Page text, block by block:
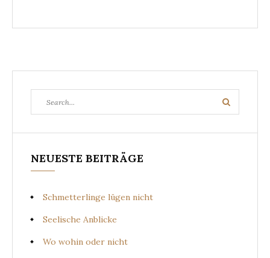
for:
Search
NEUESTE BEITRÄGE
Schmetterlinge lügen nicht
Seelische Anblicke
Wo wohin oder nicht